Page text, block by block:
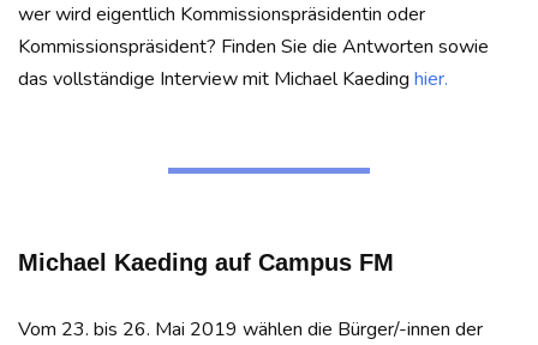
wer wird eigentlich Kommissionspräsidentin oder
Kommissionspräsident? Finden Sie die Antworten sowie
das vollständige Interview mit Michael Kaeding hier.
Michael Kaeding auf Campus FM
Vom 23. bis 26. Mai 2019 wählen die Bürger/-innen der